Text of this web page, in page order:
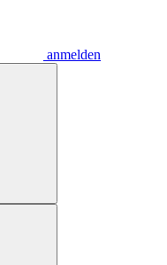
anmelden